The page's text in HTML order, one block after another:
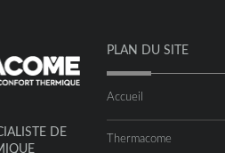
DE
PLAN DU SITE
Accueil
Thermacome